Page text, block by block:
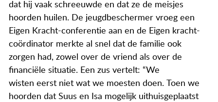
dat hij vaak schreeuwde en dat ze de meisjes
hoorden huilen. De jeugdbeschermer vroeg een
Eigen Kracht-conferentie aan en de Eigen kracht-
coördinator merkte al snel dat de familie ook
zorgen had, zowel over de vriend als over de
financiële situatie. Een zus vertelt: “We
wisten eerst niet wat we moesten doen. Toen we
hoorden dat Suus en Isa mogelijk uithuisgeplaatst